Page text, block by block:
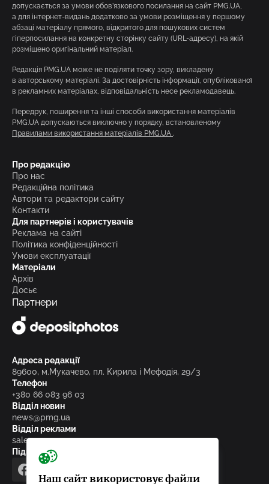
допускається за умови обов’язкового посилання на сайт PMG.UA,
а для інтернет-видань додатково за умови розміщення у першому
абзаці матеріалу прямого, відкритого для пошукових систем
гіперпосилання на конкретну сторінку сайту (URL-адресу), на якій
розміщено оригінальний матеріал.
Редакція PMG.UA може не поділяти точку зору, викладену
в авторському матеріалі. За достовірність інформації, опублікованої
в рекламних матеріалах, відповідальність несе рекламодавець.
Передрук, поширення та інші способи використання матеріалів
PMG.UA допускаються виключно у порядку, встановленому
Правилами використання матеріалів PMG.UA .
Про редакцію
Про нас
Редакційна політика
Автори та редактори сайту
Контакти
Для партнерів і користувачів
Реклама на сайті
Політика конфіденційності
Умови експлуатації
Матеріали
Архів
Досьє
Партнери
Адреса редакції
89600, м.Мукачево, пл. Кирила і Мефодія, 29/3
Телефон
+380 66 083 96 03
Відділ новин
news@pmg.ua
Відділ реклами
sales@pmg.ua
Підписуйтесь на нас у соціальних мережах
facebooktelegram
Наш сайт використовує файли